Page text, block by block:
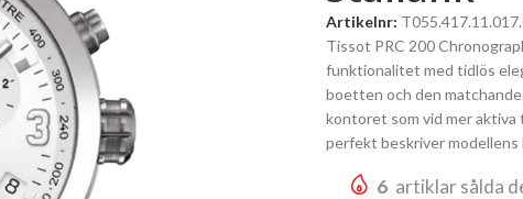
Artikelnr:
Tissot PRC 200
funktionalitet med tidlös
boetten och den
kontoret som vid mer aktiva
perfekt beskriver modellens
6 artiklar sålda